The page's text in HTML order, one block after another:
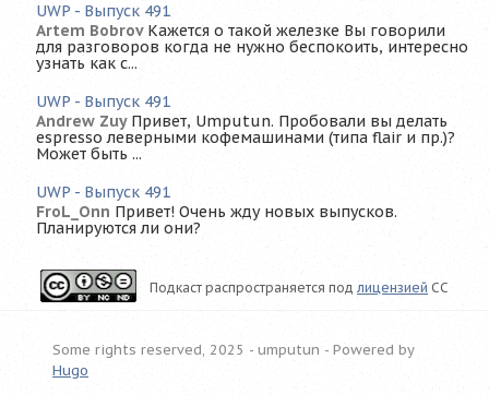
UWP - Выпуск 491
Artem Bobrov Кажется о такой железке Вы говорили
для разговоров когда не нужно беспокоить, интересно
узнать как с...
UWP - Выпуск 491
Andrew Zuy Привет, Umputun. Пробовали вы делать
espresso леверными кофемашинами (типа flair и пр.)?
Может быть ...
UWP - Выпуск 491
FroL_Onn Привет! Очень жду новых выпусков.
Планируются ли они?
Подкаст распространяется под лицензией CC
Some rights reserved, 2025 - umputun - Powered by
Hugo